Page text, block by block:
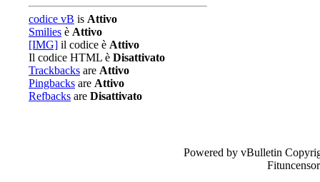
codice vB is Attivo
Smilies è Attivo
[IMG] il codice è Attivo
Il codice HTML è Disattivato
Trackbacks are Attivo
Pingbacks are Attivo
Refbacks are Disattivato
Powered by vBulletin